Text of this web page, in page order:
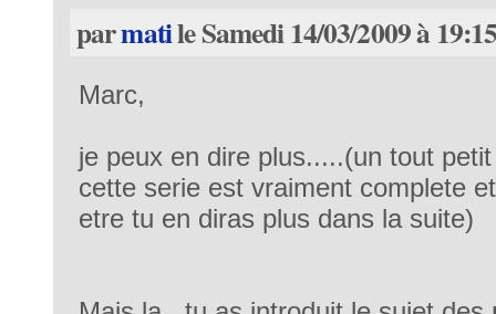
parmatile Samedi 14/03/2009 à
Marc,
je peux en dire plus.....(un tout
cette serie est vraiment complete
etre tu en diras plus dans la suite)